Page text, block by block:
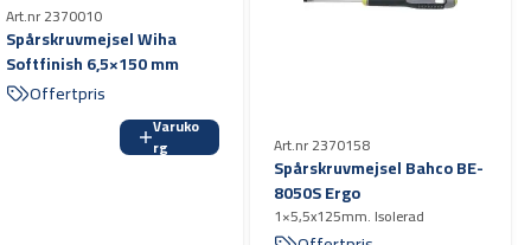
Art.nr 2370010
Spårskruvmejsel Wiha
Softfinish 6,5×150 mm
Offertpris
Varuko
rg Art.nr 2370158
Spårskruvmejsel Bahco BE-
8050S Ergo
1×5,5x125mm. Isolerad